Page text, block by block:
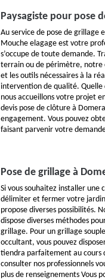
Paysagiste pour pose
Au service de pose de grillage
Mouche elagage est votre
s’occupe de toute demande.
terrain ou de périmètre, notre
et les outils nécessaires à la
intervention de qualité.
nous accueillons votre projet
devis pose de clôture à
engagement. Vous pouvez
faisant parvenir votre
Pose de grillage à
Si vous souhaitez installer une
délimiter et fermer votre
propose diverses possibilités.
dispose diverses méthodes
grillage. Pour un grillage
occultant, vous pouvez
tiendra parfaitement au cours
consulter nos professionnels
plus de renseignements Vous